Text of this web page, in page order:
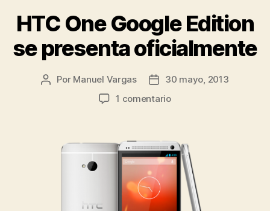
HTC One Google Edition
se presenta oficialmente
Autor
Por Manuel Vargas
Fecha
de
30 mayo, 2013
1 comentarioen
Edition
se
presenta
oficialmente